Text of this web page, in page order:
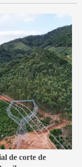
de corte de